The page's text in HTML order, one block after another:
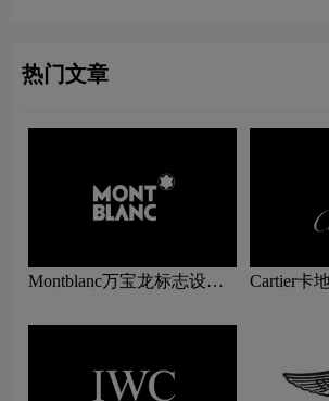
热门文章
Montblanc万宝龙标志设计
Cartier卡